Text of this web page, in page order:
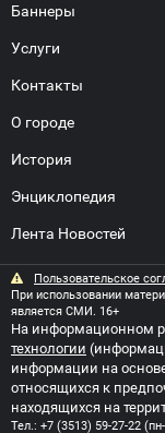
Баннеры
Услуги
Контакты
О городе
История
Энциклопедия
Лента Новостей
Пользовательское
При использовании
является СМИ. 16+
На информационном
технологии
информации на
относящихся к
находящихся на
Тел.: +7 (3513) 59-27-22